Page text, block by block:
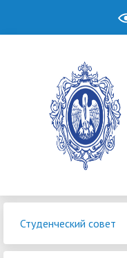
Студенческий совет